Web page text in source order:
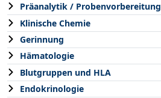
Präanalytik / Probenvorbereitung
Klinische Chemie
Gerinnung
Hämatologie
Blutgruppen und HLA
Endokrinologie